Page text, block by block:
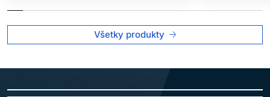
Všetky produkty